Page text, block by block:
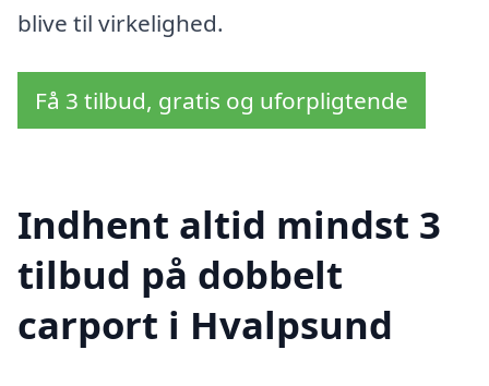
blive til virkelighed.
Få 3 tilbud, gratis og uforpligtende
Indhent altid mindst 3
tilbud på dobbelt
carport i Hvalpsund